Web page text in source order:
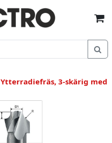
Ytterradiefräs, 3-skärig med